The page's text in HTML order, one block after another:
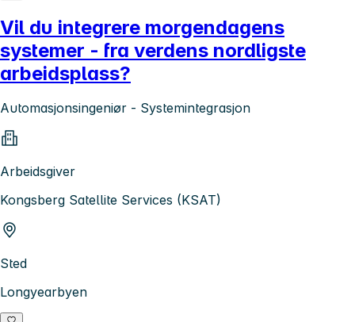
Vil du integrere morgendagens
systemer - fra verdens nordligste
arbeidsplass?
Automasjonsingeniør - Systemintegrasjon
Arbeidsgiver
Kongsberg Satellite Services (KSAT)
Sted
Longyearbyen